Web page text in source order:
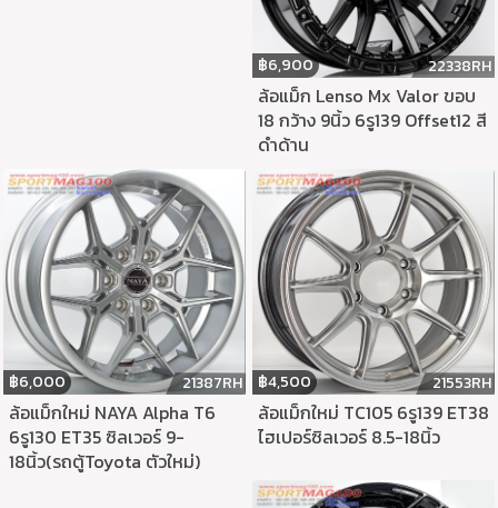
฿6,900 22338RH
ล้อแม็ก Lenso Mx Valor ขอบ
18 กว้าง 9นิ้ว 6รู139 Offset12 สี
ดำด้าน
฿6,000 21387RH
ล้อแม็กใหม่ NAYA Alpha T6
6รู130 ET35 ซิลเวอร์ 9-
18นิ้ว(รถตู้Toyota ตัวใหม่)
฿4,500 21553RH
ล้อแม็กใหม่ TC105 6รู139 ET38
ไฮเปอร์ซิลเวอร์ 8.5-18นิ้ว